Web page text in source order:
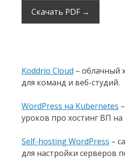
Скачать PDF →
Koddrio Cloud – облачный
для команд и веб-студий.
WordPress на Kubernetes
уроков про хостинг ВП на
Self-hosting WordPress –
для настройки серверов